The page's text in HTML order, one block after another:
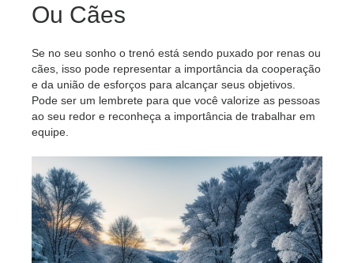
Ou Cães
Se no seu sonho o trenó está sendo puxado por renas ou
cães, isso pode representar a importância da cooperação
e da união de esforços para alcançar seus objetivos.
Pode ser um lembrete para que você valorize as pessoas
ao seu redor e reconheça a importância de trabalhar em
equipe.